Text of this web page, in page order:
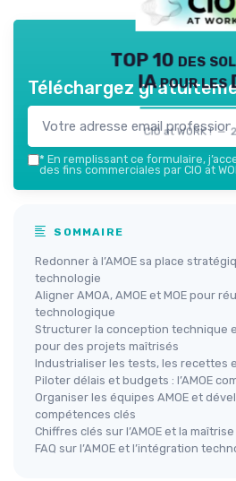
TOP 10 des
IA pour les
CIO at WORK ! —
Téléchargez
* En remplissant ce formulaire,
des fins commerciales par CIO at
SOMMAIRE
Redonner à l’AMOE sa place
technologie
Aligner AMOA, AMOE et MOE pour
technologique
Structurer la conception technique
pour des projets maîtrisés
Industrialiser les tests, les recettes
Piloter délais et budgets : l’AMOE
Organiser les équipes AMOE et
compétences clés
Chiffres clés sur l’AMOE et la
FAQ sur l’AMOE et l’intégration